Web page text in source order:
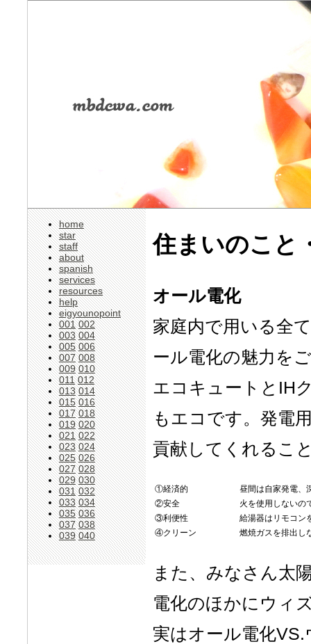
home
star
staff
about
spanish
services
resources
help
eigyounopoint
001 002
003 004
005 006
007 008
009 010
011 012
013 014
015 016
017 018
019 020
021 022
023 024
025 026
027 028
029 030
031 032
033 034
035 036
037 038
039 040
住まいのこと
オール電化
家庭内で用いる全
ール電化の魅力を
エコキュートとIH
もエコです。発電
貢献してくれるこ
①経済的
昼間は自家発電、
②安全
火を使用しないの
③利便性
給湯器はリモコン
④クリーン
燃焼ガスを排出し
また、みなさん太
電化のほかにウィ
実はオール電化